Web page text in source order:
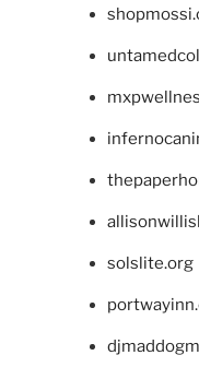
solslite.org